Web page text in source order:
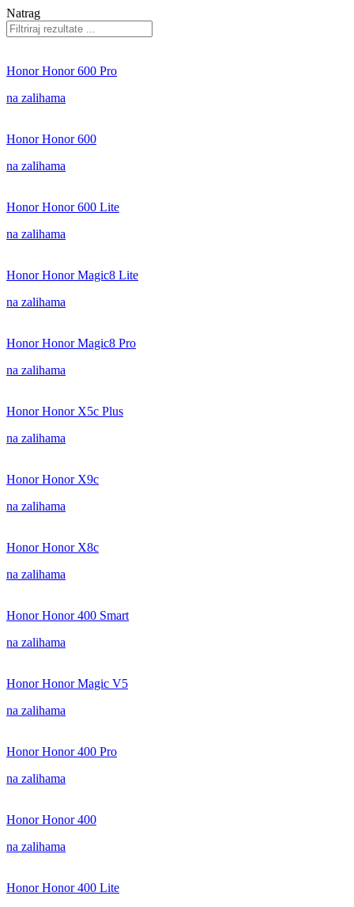
Natrag
Honor Honor 600 Pro
na zalihama
Honor Honor 600
na zalihama
Honor Honor 600 Lite
na zalihama
Honor Honor Magic8 Lite
na zalihama
Honor Honor Magic8 Pro
na zalihama
Honor Honor X5c Plus
na zalihama
Honor Honor X9c
na zalihama
Honor Honor X8c
na zalihama
Honor Honor 400 Smart
na zalihama
Honor Honor Magic V5
na zalihama
Honor Honor 400 Pro
na zalihama
Honor Honor 400
na zalihama
Honor Honor 400 Lite